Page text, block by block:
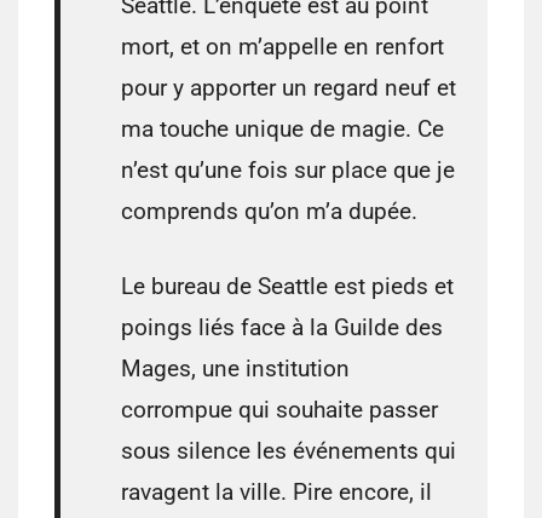
Seattle. L’enquête est au point
mort, et on m’appelle en renfort
pour y apporter un regard neuf et
ma touche unique de magie. Ce
n’est qu’une fois sur place que je
comprends qu’on m’a dupée.
Le bureau de Seattle est pieds et
poings liés face à la Guilde des
Mages, une institution
corrompue qui souhaite passer
sous silence les événements qui
ravagent la ville. Pire encore, il